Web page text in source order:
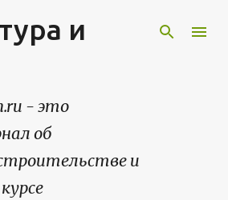
и
- это
об
и